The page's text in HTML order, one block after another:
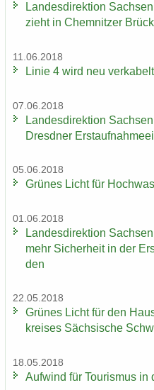
Lan­des­di­rek­ti­on
zieht in Chem­nit­zer
11.06.2018
Linie 4 wird neu ver­ka­belt
07.06.2018
Lan­des­di­rek­ti­on
Dresd­ner
05.06.2018
Grü­nes Licht für
01.06.2018
Lan­des­di­rek­ti­on
mehr Si­cher­heit in der
den
22.05.2018
Grü­nes Licht für den
krei­ses Säch­si­sche
18.05.2018
Auf­wind für Tou­ris­mus in